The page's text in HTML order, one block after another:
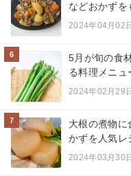
などおかずを
2024年04月02日
6
5月が旬の食
る料理メニュ
2024年02月29日
7
大根の煮物に
かずを人気レ
2024年03月30日